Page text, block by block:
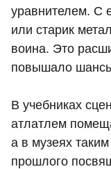
уравнителем. С
или старик
воина. Это
повышало
В учебниках
атлатлем
а в музеях
прошлого